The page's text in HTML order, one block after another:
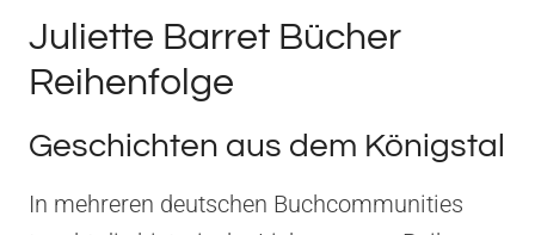
Juliette Barret Bücher
Reihenfolge
Geschichten aus dem Königstal
In mehreren deutschen Buchcommunities